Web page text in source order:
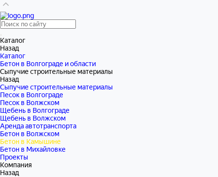
Каталог
Назад
Каталог
Бетон в Волгограде и области
Сыпучие строительные материалы
Назад
Сыпучие строительные материалы
Песок в Волгограде
Песок в Волжском
Щебень в Волгограде
Щебень в Волжском
Аренда автотранспорта
Бетон в Волжском
Бетон в Камышине
Бетон в Михайловке
Проекты
Компания
Назад